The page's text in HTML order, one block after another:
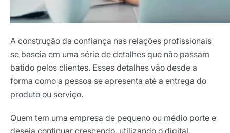
A construção da confiança nas relações profissionais
se baseia em uma série de detalhes que não passam
batido pelos clientes. Esses detalhes vão desde a
forma como a pessoa se apresenta até a entrega do
produto ou serviço.
Quem tem uma empresa de pequeno ou médio porte e